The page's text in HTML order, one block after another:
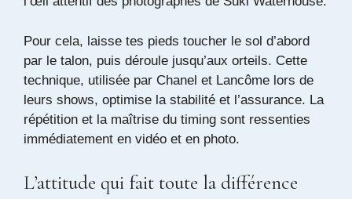
Pour cela, laisse tes pieds toucher le sol d’abord
par le talon, puis déroule jusqu’aux orteils. Cette
technique, utilisée par Chanel et Lancôme lors de
leurs shows, optimise la stabilité et l’assurance. La
répétition et la maîtrise du timing sont ressenties
immédiatement en vidéo et en photo.
L’attitude qui fait toute la différence